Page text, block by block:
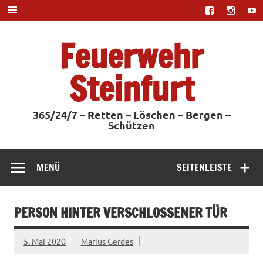
Zum
Inhalt
springen
Feuerwehr
Steinfurt
365/24/7 – Retten – Löschen – Bergen –
Schützen
SEITENLEISTE
MENÜ
PERSON HINTER VERSCHLOSSENER TÜR
5. Mai 2020 Marius Gerdes